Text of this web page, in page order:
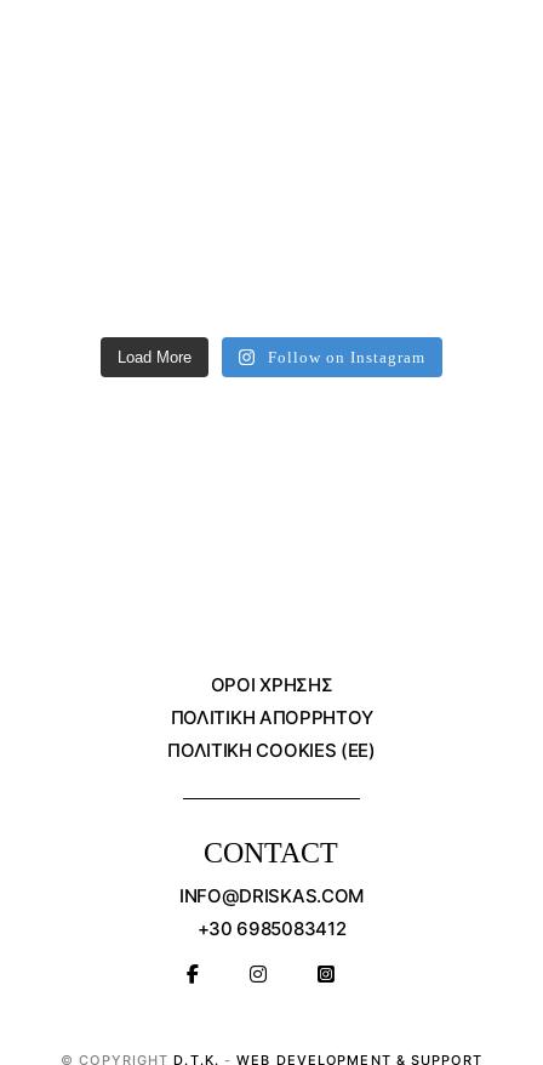
Load More Follow on Instagram
ΌΡΟΙ ΧΡΗΣΗΣ
ΠΟΛΙΤΙΚΗ ΑΠΟΡΡΗΤΟΥ
ΠΟΛΙΤΙΚΗ COOKIES (ΕΕ)
CONTACT
INFO@DRISKAS.COM
+30 6985083412
© COPYRIGHTD.T.K. -WEB DEVELOPMENT & SUPPORT